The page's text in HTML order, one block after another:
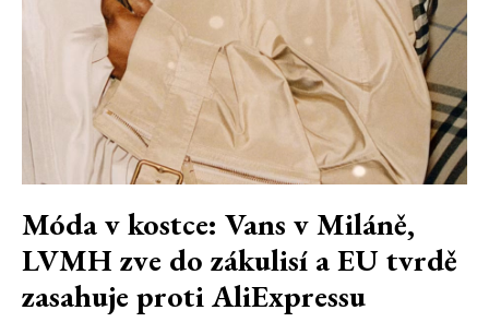
Móda v kostce: Vans v Miláně,
LVMH zve do zákulisí a EU tvrdě
zasahuje proti AliExpressu